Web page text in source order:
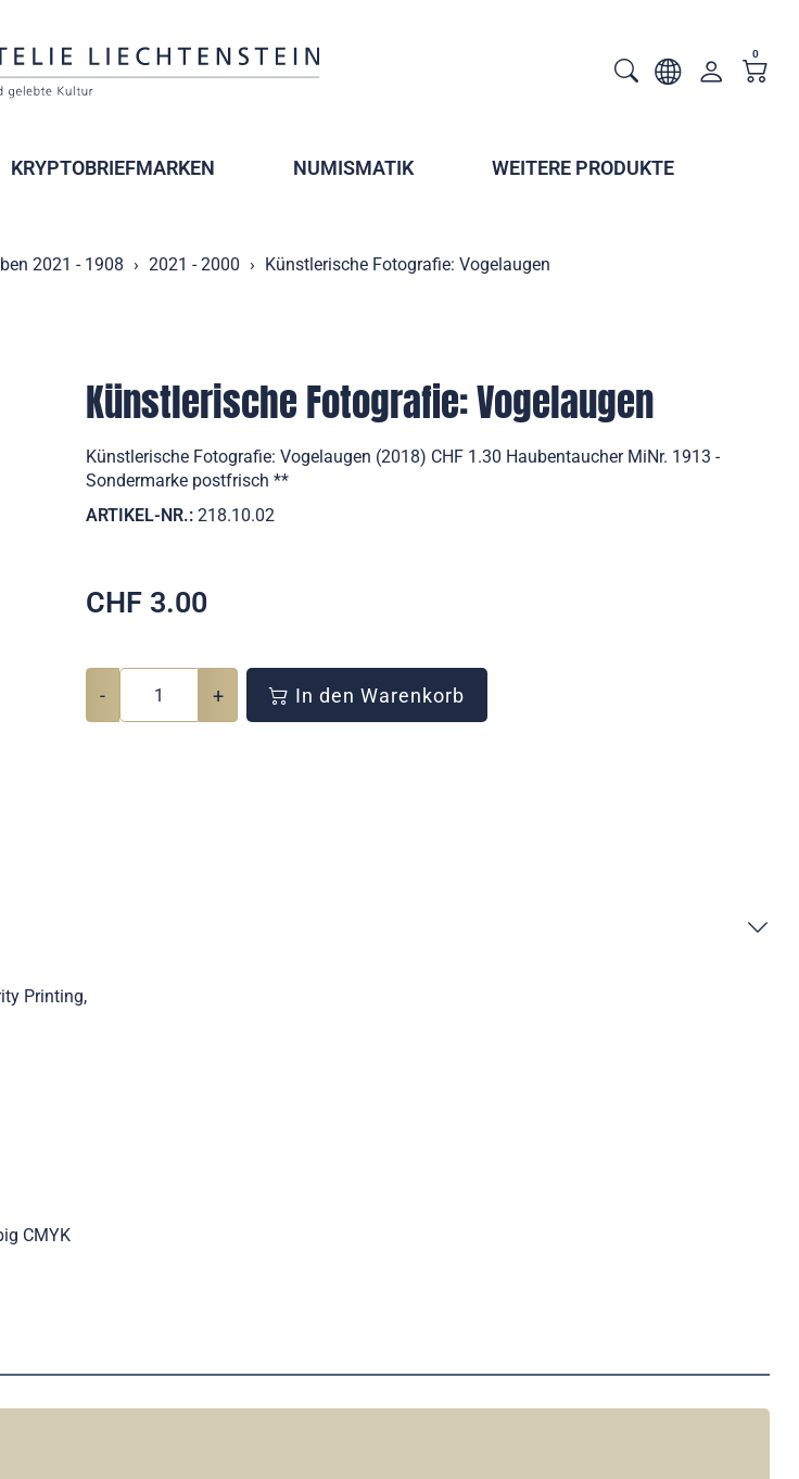
0
KRYPTOBRIEFMARKEN NUMISMATIK WEITERE PRODUKTE
2021 - 1908 2021 - 2000 Künstlerische Fotografie: Vogelaugen
Künstlerische Fotografie: Vogelaugen
Künstlerische Fotografie: Vogelaugen (2018) CHF 1.30 Haubentaucher MiNr. 1913 -
Sondermarke postfrisch **
ARTIKEL-NR.: 218.10.02
CHF 3.00
- + In den Warenkorb
Printing,
CMYK